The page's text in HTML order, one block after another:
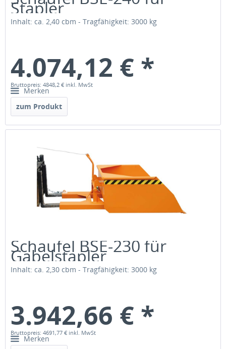
Stapler
Inhalt: ca. 2,40 cbm - Tragfähigkeit: 3000 kg
4.074,12 € *
Bruttopreis: 4848,2 € inkl. MwSt
Merken
zum Produkt
Schaufel BSE-230 für
Gabelstapler
Inhalt: ca. 2,30 cbm - Tragfähigkeit: 3000 kg
3.942,66 € *
Bruttopreis: 4691,77 € inkl. MwSt
Merken